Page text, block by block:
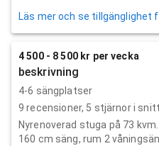
Läs mer och se tillgänglighet
4 500 - 8 500 kr per vecka
beskrivning
4-6 sängplatser
9 recensioner, 5 stjärnor i
Nyrenoverad stuga på 73
160 cm säng, rum 2